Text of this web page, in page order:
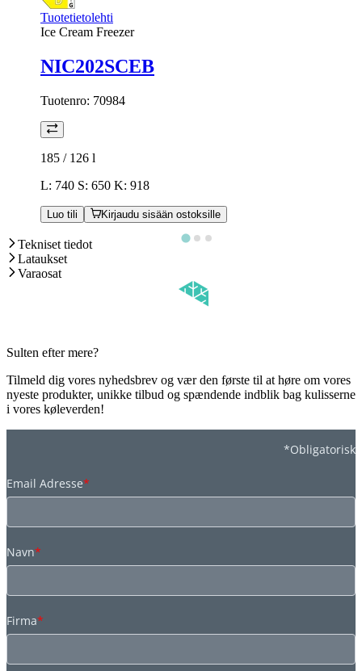
Tuotetietolehti
Ice Cream Freezer
NIC202SCEB
Tuotenro: 70984
185 / 126 l
L: 740 S: 650 K: 918
Luo tili Kirjaudu sisään ostoksille
Tekniset tiedot
Lataukset
Varaosat
Sulten efter mere?
Tilmeld dig vores nyhedsbrev og vær den første til at høre om vores
nyeste produkter, unikke tilbud og spændende indblik bag kulisserne
i vores køleverden!
*Obligatorisk
Email Adresse*
Navn*
Firma*